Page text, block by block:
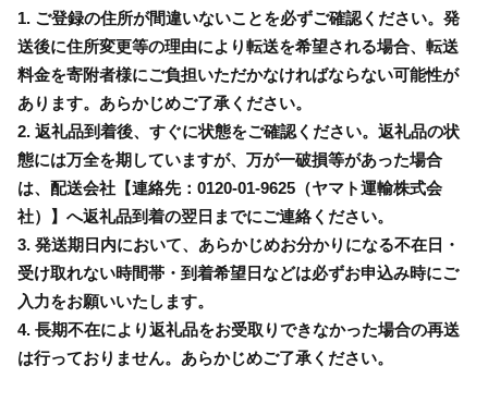
1. ご登録の住所が間違いないことを必ずご確認ください。発
送後に住所変更等の理由により転送を希望される場合、転送
料金を寄附者様にご負担いただかなければならない可能性が
あります。あらかじめご了承ください。
2. 返礼品到着後、すぐに状態をご確認ください。返礼品の状
態には万全を期していますが、万が一破損等があった場合
は、配送会社【連絡先：0120-01-9625（ヤマト運輸株式会
社）】へ返礼品到着の翌日までにご連絡ください。
3. 発送期日内において、あらかじめお分かりになる不在日・
受け取れない時間帯・到着希望日などは必ずお申込み時にご
入力をお願いいたします。
4. 長期不在により返礼品をお受取りできなかった場合の再送
は行っておりません。あらかじめご了承ください。